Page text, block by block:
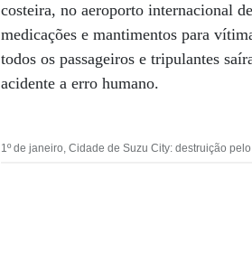
costeira, no aeroporto internacional
medicações e mantimentos para
todos os passageiros e tripulantes
acidente a erro humano.
1º de janeiro, Cidade de Suzu City: destruição